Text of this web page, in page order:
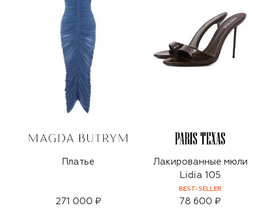
Платье
271 000 ₽
Лакированные мюли
Lidia 105
BEST-SELLER
78 600 ₽